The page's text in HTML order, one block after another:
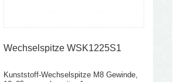
Wechselspitze WSK1225S1
Kunststoff-Wechselspitze M8 Gewinde,